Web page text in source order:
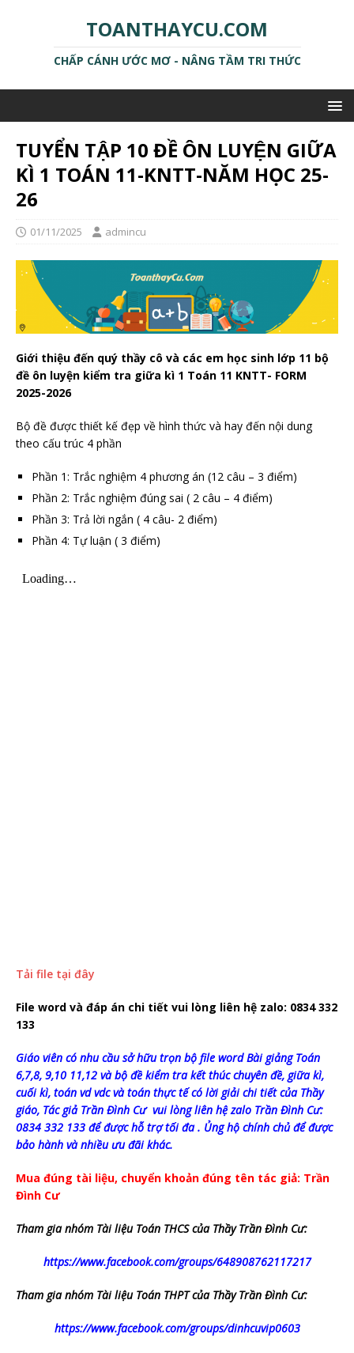
TOANTHAYCU.COM
CHẤP CÁNH ƯỚC MƠ - NÂNG TẦM TRI THỨC
TUYỂN TẬP 10 ĐỀ ÔN LUYỆN GIỮA
KÌ 1 TOÁN 11-KNTT-NĂM HỌC 25-
26
01/11/2025 admincu
Giới thiệu đến quý thầy cô và các em học sinh lớp 11 bộ
đề ôn luyện kiểm tra giữa kì 1 Toán 11 KNTT- FORM
2025-2026
Bộ đề được thiết kế đẹp về hình thức và hay đến nội dung
theo cấu trúc 4 phần
Phần 1: Trắc nghiệm 4 phương án (12 câu – 3 điểm)
Phần 2: Trắc nghiệm đúng sai ( 2 câu – 4 điểm)
Phần 3: Trả lời ngắn ( 4 câu- 2 điểm)
Phần 4: Tự luận ( 3 điểm)
Tải file tại đây
File word và đáp án chi tiết vui lòng liên hệ zalo: 0834 332
133
Giáo viên có nhu cầu sở hữu trọn bộ file word Bài giảng Toán
6,7,8, 9,10 11,12 và bộ đề kiểm tra kết thúc chuyên đề, giữa kì,
cuối kì, toán vd vdc và toán thực tế có lời giải chi tiết của Thầy
giáo, Tác giả Trần Đình Cư vui lòng liên hệ zalo Trần Đình Cư:
0834 332 133 để được hỗ trợ tối đa . Ủng hộ chính chủ để được
bảo hành và nhiều ưu đãi khác.
Mua đúng tài liệu, chuyển khoản đúng tên tác giả: Trần
Đình Cư
Tham gia nhóm Tài liệu Toán THCS của Thầy Trần Đình Cư:
https://www.facebook.com/groups/648908762117217
Tham gia nhóm Tài liệu Toán THPT của Thầy Trần Đình Cư:
https://www.facebook.com/groups/dinhcuvip0603